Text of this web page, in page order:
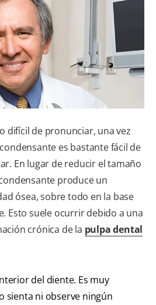
PROMOCIONES
SV (ES)
SUSCRÍBASE
difícil de pronunciar, una vez
es bastante fácil de
En lugar de reducir el tamaño
produce un
ósea, sobre todo en la base
Esto suele ocurrir debido a una
crónica de la pulpa dental
del diente. Es muy
sienta ni observe ningún